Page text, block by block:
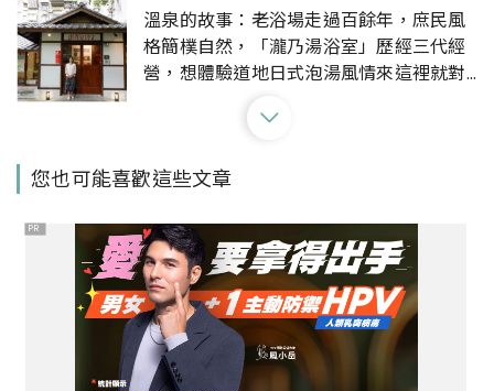
溫泉的故事：老浴場走過百餘年，庶民風
格簡樸自然，「瀧乃湯浴室」歷經三代經
營，想體驗道地日式泡湯風情來這裡就對
泡湯和森林浴的絕佳空間，親山近水是北
美味的料理
山灣水月景觀溫泉會館就在花蓮兩大溫泉
區之一的「玉里安通溫泉」，除了泡湯還
能欣賞花東縱谷美景，冬季養生美食也不
可錯過。
您也可能喜歡這些文章
PR